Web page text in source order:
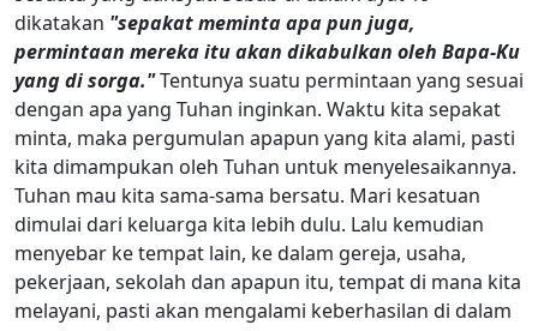
dikatakan "sepakat meminta apa pun juga,
permintaan mereka itu akan dikabulkan oleh Bapa-Ku
yang di sorga."Tentunya suatu permintaan yang sesuai
dengan apa yang Tuhan inginkan. Waktu kita sepakat
minta, maka pergumulan apapun yang kita alami, pasti
kita dimampukan oleh Tuhan untuk menyelesaikannya.
Tuhan mau kita sama-sama bersatu. Mari kesatuan
dimulai dari keluarga kita lebih dulu. Lalu kemudian
menyebar ke tempat lain, ke dalam gereja, usaha,
pekerjaan, sekolah dan apapun itu, tempat di mana kita
melayani, pasti akan mengalami keberhasilan di dalam